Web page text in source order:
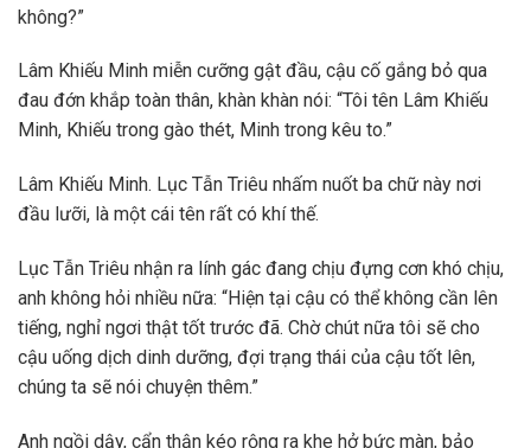
không?”
Lâm Khiếu Minh miễn cưỡng gật đầu, cậu cố gắng bỏ qua
đau đớn khắp toàn thân, khàn khàn nói: “Tôi tên Lâm Khiếu
Minh, Khiếu trong gào thét, Minh trong kêu to.”
Lâm Khiếu Minh. Lục Tẫn Triêu nhấm nuốt ba chữ này nơi
đầu lưỡi, là một cái tên rất có khí thế.
Lục Tẫn Triêu nhận ra lính gác đang chịu đựng cơn khó chịu,
anh không hỏi nhiều nữa: “Hiện tại cậu có thể không cần lên
tiếng, nghỉ ngơi thật tốt trước đã. Chờ chút nữa tôi sẽ cho
cậu uống dịch dinh dưỡng, đợi trạng thái của cậu tốt lên,
chúng ta sẽ nói chuyện thêm.”
Anh ngồi dậy, cẩn thận kéo rộng ra khe hở bức màn, bảo